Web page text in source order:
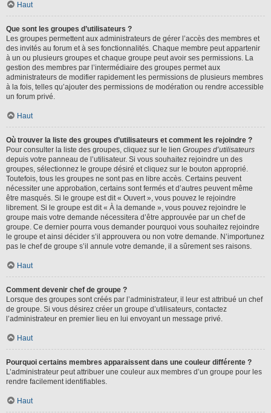
Haut
Que sont les groupes d’utilisateurs ?
Les groupes permettent aux administrateurs de gérer l’accès des membres et
des invités au forum et à ses fonctionnalités. Chaque membre peut appartenir
à un ou plusieurs groupes et chaque groupe peut avoir ses permissions. La
gestion des membres par l’intermédiaire des groupes permet aux
administrateurs de modifier rapidement les permissions de plusieurs membres
à la fois, telles qu’ajouter des permissions de modération ou rendre accessible
un forum privé.
Haut
Où trouver la liste des groupes d’utilisateurs et comment les rejoindre ?
Pour consulter la liste des groupes, cliquez sur le lien Groupes d’utilisateurs
depuis votre panneau de l’utilisateur. Si vous souhaitez rejoindre un des
groupes, sélectionnez le groupe désiré et cliquez sur le bouton approprié.
Toutefois, tous les groupes ne sont pas en libre accès. Certains peuvent
nécessiter une approbation, certains sont fermés et d’autres peuvent même
être masqués. Si le groupe est dit « Ouvert », vous pouvez le rejoindre
librement. Si le groupe est dit « À la demande », vous pouvez rejoindre le
groupe mais votre demande nécessitera d’être approuvée par un chef de
groupe. Ce dernier pourra vous demander pourquoi vous souhaitez rejoindre
le groupe et ainsi décider s’il approuvera ou non votre demande. N’importunez
pas le chef de groupe s’il annule votre demande, il a sûrement ses raisons.
Haut
Comment devenir chef de groupe ?
Lorsque des groupes sont créés par l’administrateur, il leur est attribué un chef
de groupe. Si vous désirez créer un groupe d’utilisateurs, contactez
l’administrateur en premier lieu en lui envoyant un message privé.
Haut
Pourquoi certains membres apparaissent dans une couleur différente ?
L’administrateur peut attribuer une couleur aux membres d’un groupe pour les
rendre facilement identifiables.
Haut